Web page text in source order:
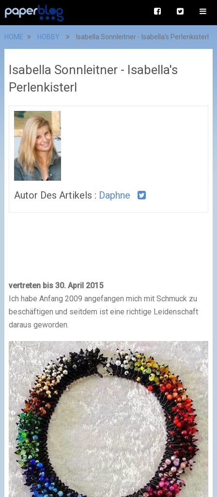
HOME HOBBY Isabella Sonnleitner - Isabella's Perlenkisterl
Isabella Sonnleitner - Isabella's
Perlenkisterl
Autor Des Artikels : Daphne
vertreten bis 30. April 2015
Ich habe Anfang 2009 angefangen mich mit Schmuck zu
beschäftigen und seitdem ist eine richtige Leidenschaft
daraus geworden.